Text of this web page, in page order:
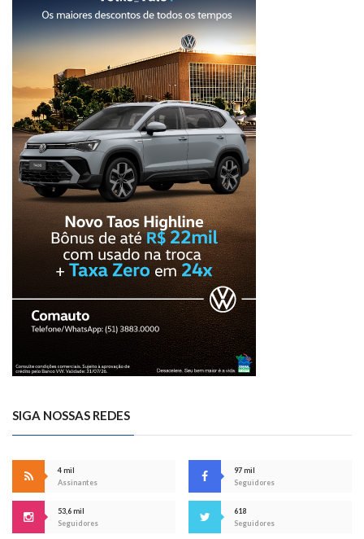
SIGA NOSSAS REDES
4 mil
Assinantes
97 mil
Seguidores
53,6 mil
Seguidores
618
Seguidores